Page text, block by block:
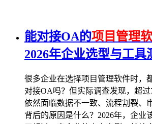
能对接OA的项目管理
2026年企业选型与工具
很多企业在选择项目管理软件时，
对接OA吗？但实际调查发现，超
依然面临数据不一致、流程割裂、
背后的原因是什么？2026年，企业